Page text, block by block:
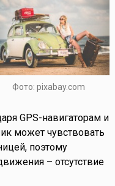
Фото: pixabay.com
GPS-навигаторам и
может чувствовать
поэтому
– отсутствие